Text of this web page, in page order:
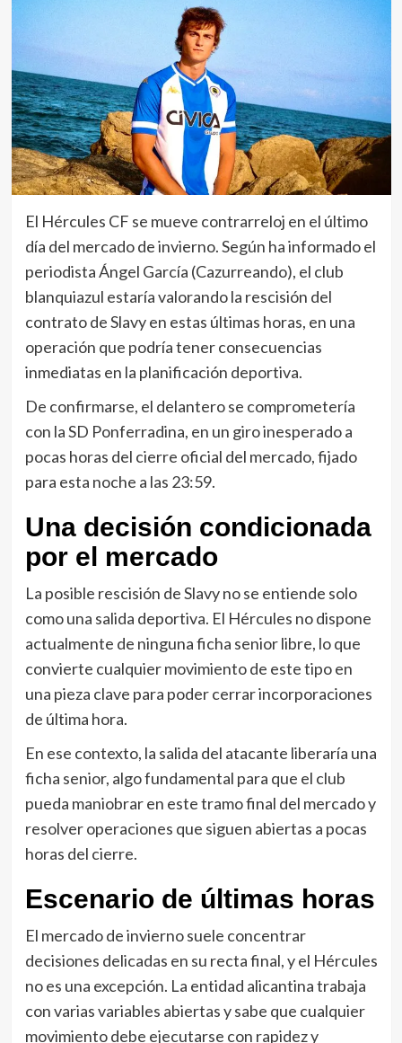
El Hércules CF se mueve contrarreloj en el último
día del mercado de invierno. Según ha informado el
periodista Ángel García (Cazurreando), el club
blanquiazul estaría valorando la rescisión del
contrato de Slavy en estas últimas horas, en una
operación que podría tener consecuencias
inmediatas en la planificación deportiva.
De confirmarse, el delantero se comprometería
con la SD Ponferradina, en un giro inesperado a
pocas horas del cierre oficial del mercado, fijado
para esta noche a las 23:59.
Una decisión condicionada
por el mercado
La posible rescisión de Slavy no se entiende solo
como una salida deportiva. El Hércules no dispone
actualmente de ninguna ficha senior libre, lo que
convierte cualquier movimiento de este tipo en
una pieza clave para poder cerrar incorporaciones
de última hora.
En ese contexto, la salida del atacante liberaría una
ficha senior, algo fundamental para que el club
pueda maniobrar en este tramo final del mercado y
resolver operaciones que siguen abiertas a pocas
horas del cierre.
Escenario de últimas horas
El mercado de invierno suele concentrar
decisiones delicadas en su recta final, y el Hércules
no es una excepción. La entidad alicantina trabaja
con varias variables abiertas y sabe que cualquier
movimiento debe ejecutarse con rapidez y